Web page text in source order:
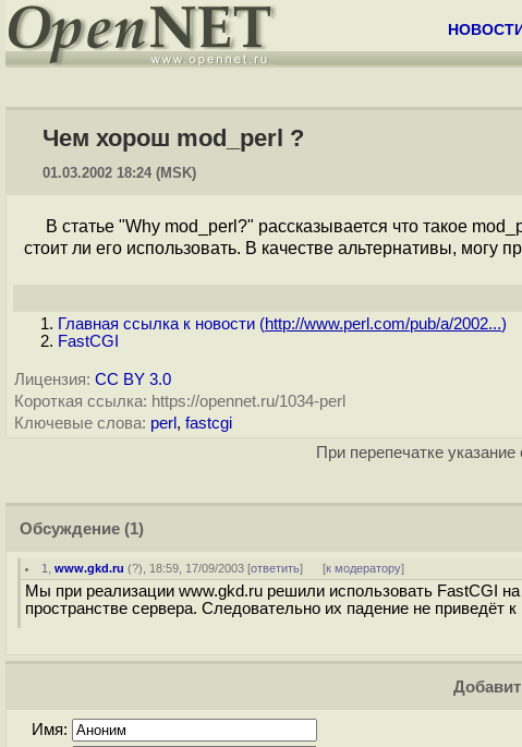
Чем хорош mod_perl ?
01.03.2002 18:24 (MSK)
В статье "Why mod_perl?" рассказывается что такое
стоит ли его использовать. В качестве альтернативы, могу
Главная ссылка к новости (http://www.perl.com/pub/a/2002...)
FastCGI
Лицензия: CC BY 3.0
Короткая ссылка: https://opennet.ru/1034-perl
Ключевые слова: perl , fastcgi
При перепечатке
Обсуждение (1)
1 ,www.gkd.ru (?), 18:59, 17/09/2003 [ответить] [к модератору]
Мы при реализации www.gkd.ru решили использовать FastCGI
пространстве сервера. Следовательно их падение не приведёт
Имя: